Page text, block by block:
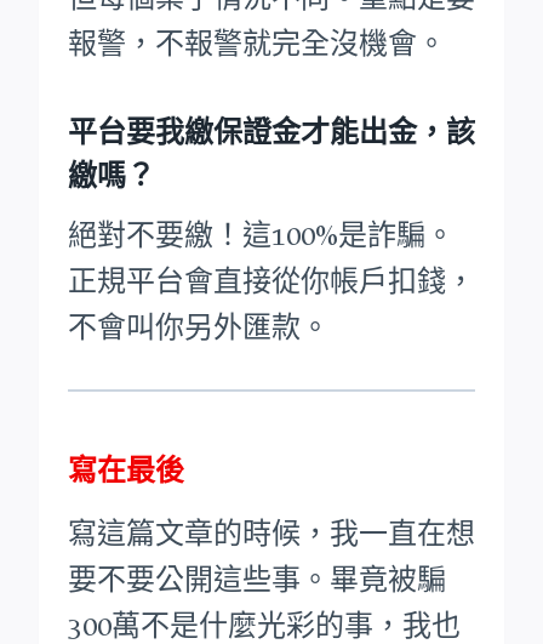
報警，不報警就完全沒機會。
平台要我繳保證金才能出金，該
繳嗎？
絕對不要繳！這100%是詐騙。
正規平台會直接從你帳戶扣錢，
不會叫你另外匯款。
寫在最後
寫這篇文章的時候，我一直在想
要不要公開這些事。畢竟被騙
300萬不是什麼光彩的事，我也